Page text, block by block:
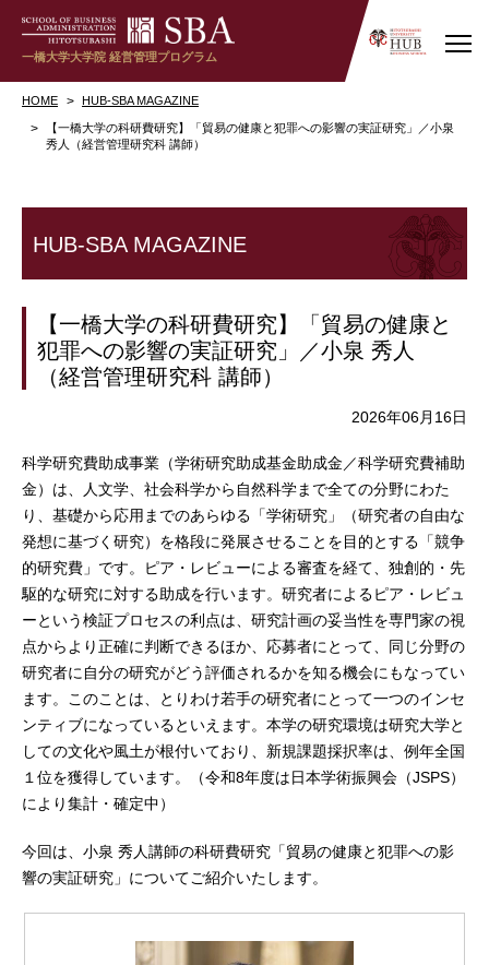
一橋大学大学院 経営管理プログラム
HOME HUB-SBA MAGAZINE
【一橋大学の科研費研究】「貿易の健康と犯罪への影響の実証研究」／小泉
秀人（経営管理研究科 講師）
HUB-SBA MAGAZINE
【一橋大学の科研費研究】「貿易の健康と
犯罪への影響の実証研究」／小泉 秀人
（経営管理研究科 講師）
2026年06月16日
科学研究費助成事業（学術研究助成基金助成金／科学研究費補助
金）は、人文学、社会科学から自然科学まで全ての分野にわた
り、基礎から応用までのあらゆる「学術研究」（研究者の自由な
発想に基づく研究）を格段に発展させることを目的とする「競争
的研究費」です。ピア・レビューによる審査を経て、独創的・先
駆的な研究に対する助成を行います。研究者によるピア・レビュ
ーという検証プロセスの利点は、研究計画の妥当性を専門家の視
点からより正確に判断できるほか、応募者にとって、同じ分野の
研究者に自分の研究がどう評価されるかを知る機会にもなってい
ます。このことは、とりわけ若手の研究者にとって一つのインセ
ンティブになっているといえます。本学の研究環境は研究大学と
しての文化や風土が根付いており、新規課題採択率は、例年全国
１位を獲得しています。（令和8年度は日本学術振興会（JSPS）
により集計・確定中）
今回は、小泉 秀人講師の科研費研究「貿易の健康と犯罪への影
響の実証研究」についてご紹介いたします。